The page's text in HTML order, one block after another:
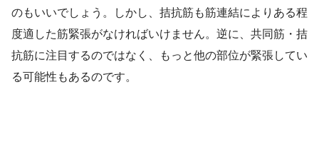
のもいいでしょう。しかし、拮抗筋も筋連結によりある程
度適した筋緊張がなければいけません。逆に、共同筋・拮
抗筋に注目するのではなく、もっと他の部位が緊張してい
る可能性もあるのです。